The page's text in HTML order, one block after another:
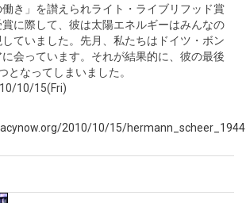
き」を讃えられライト・ライブリフッド賞
に際して、彼は太陽エネルギーはみんなの
ていました。先月、私たちはドイツ・ボン
会っています。それが結果的に、彼の最後
となってしまいました。
10/15(Fri)
2010/10/15/